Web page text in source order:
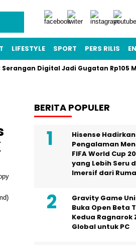
LIFESTYLE SPORT PERS RILIS
Serangan Digital Jadi Gugatan Rp105
BERITA POPULER
Hisense Hadirkan
Pengalaman
FIFA World Cup
yang Lebih Seru
Imersif dari
Gravity Game
Buka Open Beta
Kedua Ragnarok
Global untuk PC